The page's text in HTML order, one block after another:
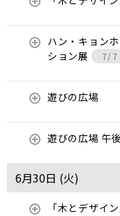
ハン・キョン
ション展
7/7
遊びの広場
遊びの広場 午
6月30日 (火)
「木とデザイ